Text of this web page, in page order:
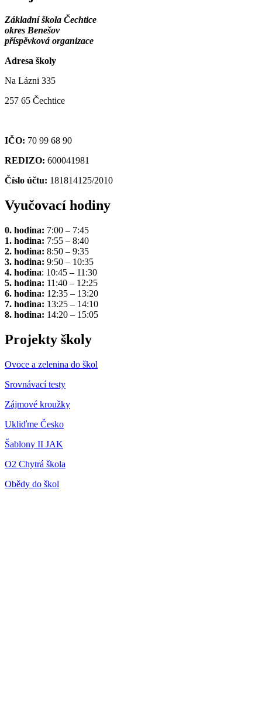
Základní škola Čechtice
okres Benešov
příspěvková organizace
Adresa školy
Na Lázni 335
257 65 Čechtice
IČO: 70 99 68 90
REDIZO: 600041981
Číslo účtu: 181814125/2010
Vyučovací hodiny
0. hodina: 7:00 – 7:45
1. hodina: 7:55 – 8:40
2. hodina: 8:50 – 9:35
3. hodina: 9:50 – 10:35
4. hodina: 10:45 – 11:30
5. hodina: 11:40 – 12:25
6. hodina: 12:35 – 13:20
7. hodina: 13:25 – 14:10
8. hodina: 14:20 – 15:05
Projekty školy
Ovoce a zelenina do škol
Srovnávací testy
Zájmové kroužky
Ukliďme Česko
Šablony II JAK
O2 Chytrá škola
Obědy do škol